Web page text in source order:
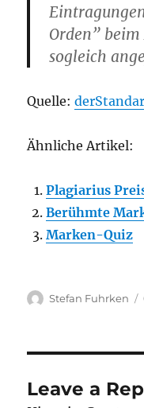
Orden”
sogleich
Quelle:
Ähnliche Artikel:
Plagiarius
Berühmte
Marken-Quiz
Author
Stefan Fuhrken
Leave a